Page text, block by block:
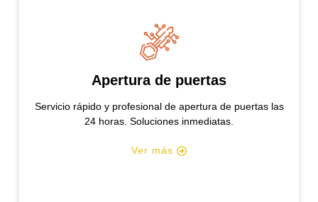
Apertura de puertas
Servicio rápido y profesional de apertura de puertas las
24 horas. Soluciones inmediatas.
Ver más